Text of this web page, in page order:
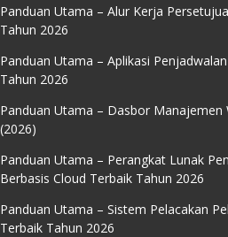
Panduan Utama – Alur Kerja
Tahun 2026
Panduan Utama – Aplikasi
Tahun 2026
Panduan Utama – Dasbor Manajemen
(2026)
Panduan Utama – Perangkat Lunak
Berbasis Cloud Terbaik Tahun 2026
Panduan Utama – Sistem Pelacakan
Terbaik Tahun 2026